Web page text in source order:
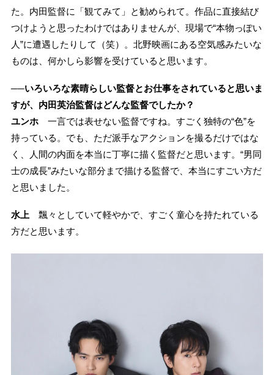
た。内田監督に「観てみて」と勧められて。作品に直接結び
つけようと思ったわけではありませんが、現場で“本物っぽい
人”に遭遇したりして（笑）。北野映画にある空気感みたいな
ものは、何かしら影響を受けていると思います。
──いろいろな素晴らしい監督とお仕事をされていると思いま
すが、内田英治監督はどんな監督でしたか？
ユンホ一言では表せない監督ですね。すごく独特の“色”を
持っている。でも、ただ派手なアクションを撮るだけではな
く、人間の内面を本当に丁寧に描く監督だと思います。“男同
士の成長”みたいな部分まで描ける監督で、本当にすごい方だ
と思いました。
水上 飄々としていて軽やかで、すごく童心を持たれている
方だと思います。